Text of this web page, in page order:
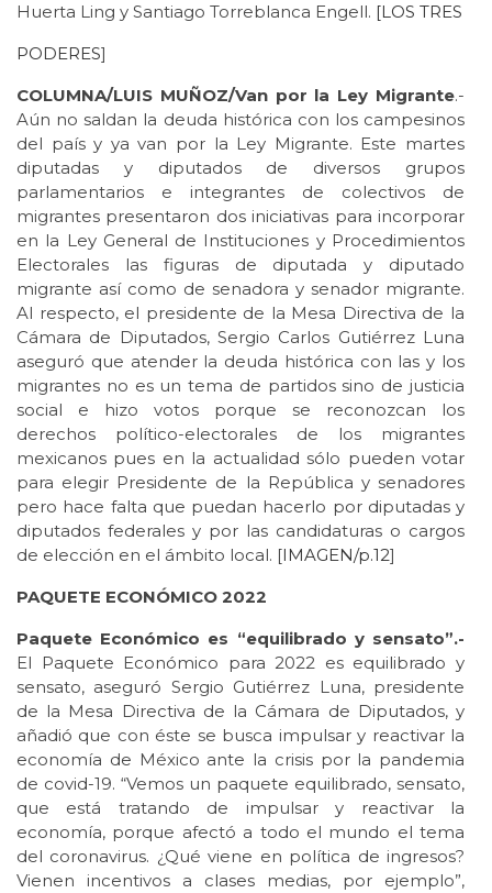
Huerta Ling y Santiago Torreblanca Engell. [LOS TRES
PODERES]
COLUMNA/LUIS MUÑOZ/Van por la Ley Migrante.-
Aún no saldan la deuda histórica con los campesinos
del país y ya van por la Ley Migrante. Este martes
diputadas y diputados de diversos grupos
parlamentarios e integrantes de colectivos de
migrantes presentaron dos iniciativas para incorporar
en la Ley General de Instituciones y Procedimientos
Electorales las figuras de diputada y diputado
migrante así como de senadora y senador migrante.
Al respecto, el presidente de la Mesa Directiva de la
Cámara de Diputados, Sergio Carlos Gutiérrez Luna
aseguró que atender la deuda histórica con las y los
migrantes no es un tema de partidos sino de justicia
social e hizo votos porque se reconozcan los
derechos político-electorales de los migrantes
mexicanos pues en la actualidad sólo pueden votar
para elegir Presidente de la República y senadores
pero hace falta que puedan hacerlo por diputadas y
diputados federales y por las candidaturas o cargos
de elección en el ámbito local. [IMAGEN/p.12]
PAQUETE ECONÓMICO 2022
Paquete Económico es “equilibrado y sensato”.-
El Paquete Económico para 2022 es equilibrado y
sensato, aseguró Sergio Gutiérrez Luna, presidente
de la Mesa Directiva de la Cámara de Diputados, y
añadió que con éste se busca impulsar y reactivar la
economía de México ante la crisis por la pandemia
de covid-19. “Vemos un paquete equilibrado, sensato,
que está tratando de impulsar y reactivar la
economía, porque afectó a todo el mundo el tema
del coronavirus. ¿Qué viene en política de ingresos?
Vienen incentivos a clases medias, por ejemplo”,